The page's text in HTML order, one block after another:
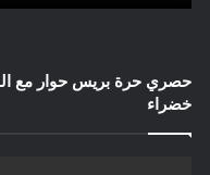
حصري حرة بريس حوار مع
خضراء